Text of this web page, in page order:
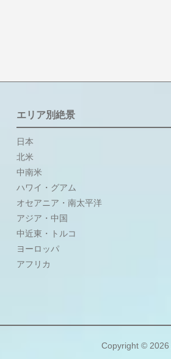
エリア別絶景
日本
北米
中南米
ハワイ・グアム
オセアニア・南太平洋
アジア・中国
中近東・トルコ
ヨーロッパ
アフリカ
Copyright © 2026